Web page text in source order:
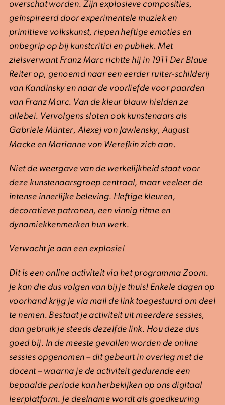
overschat worden. Zijn explosieve composities,
geïnspireerd door experimentele muziek en
primitieve volkskunst, riepen heftige emoties en
onbegrip op bij kunstcritici en publiek. Met
zielsverwant Franz Marc richtte hij in 1911 Der Blaue
Reiterop, genoemd naar een eerder ruiter-schilderij
van Kandinsky en naar de voorliefde voor paarden
van Franz Marc. Van de kleur blauw hielden ze
allebei. Vervolgens sloten ook kunstenaars als
Gabriele Münter, Alexej von Jawlensky, August
Macke en Marianne von Werefkin zich aan.
Niet de weergave van de werkelijkheid staat voor
deze kunstenaarsgroep centraal, maar veeleer de
intense innerlijke beleving. Heftige kleuren,
decoratieve patronen, een vinnig ritme en
dynamiekkenmerken hun werk.
Verwacht je aan een explosie!­­­­
Dit is een online activiteit via het programma Zoom.
Je kan die dus volgen van bij je thuis! Enkele dagen op
voorhand krijg je via mail de link toegestuurd om deel
te nemen. Bestaat je activiteit uit meerdere sessies,
dan gebruik je steeds dezelfde link. Hou deze dus
goed bij. In de meeste gevallen worden de online
sessies opgenomen – dit gebeurt in overleg met de
docent – waarna je de activiteit gedurende een
bepaalde periode kan herbekijken op ons digitaal
leerplatform. Je deelname wordt als goedkeuring